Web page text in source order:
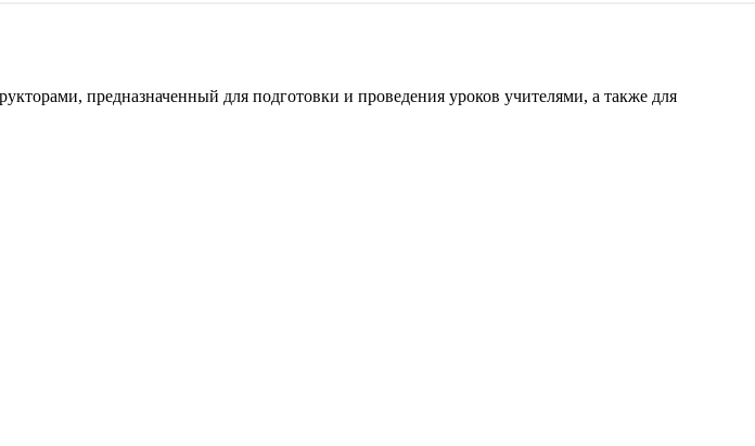
предназначенный для подготовки и проведения уроков учителями, а также для